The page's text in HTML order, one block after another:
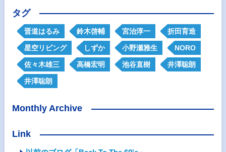
タグ
晋道はるみ 鈴木啓輔 宮治淳一 折田育造
星空リビング しずか 小野瀬雅生 NORO
佐々木雄三 高橋宏明 池谷直樹 井澤聡朗
井澤聡朗
Monthly Archive
Link